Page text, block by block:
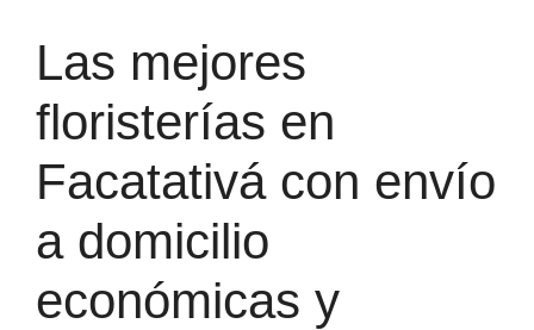
Las mejores
floristerías en
Facatativá con envío
a domicilio
económicas y